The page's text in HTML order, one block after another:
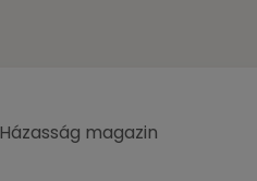
Házasság magazin